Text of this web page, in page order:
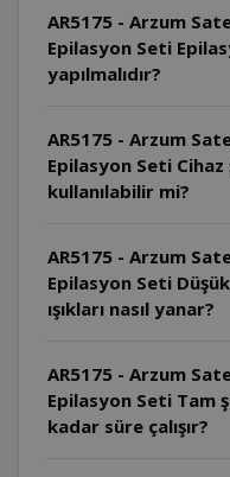
AR5175 - Arzum
Epilasyon Seti
yapılmalıdır?
AR5175 - Arzum
Epilasyon Seti
kullanılabilir mi?
AR5175 - Arzum
Epilasyon Seti
ışıkları nasıl yanar?
AR5175 - Arzum
Epilasyon Seti Tam
kadar süre çalışır?